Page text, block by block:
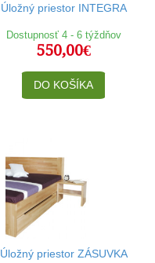
Úložný priestor INTEGRA
Dostupnosť 4 - 6 týždňov
550,00€
DO KOŠÍKA
Úložný priestor ZÁSUVKA